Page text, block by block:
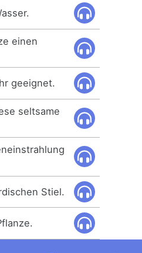
einen
geeignet.
seltsame
Stiel.